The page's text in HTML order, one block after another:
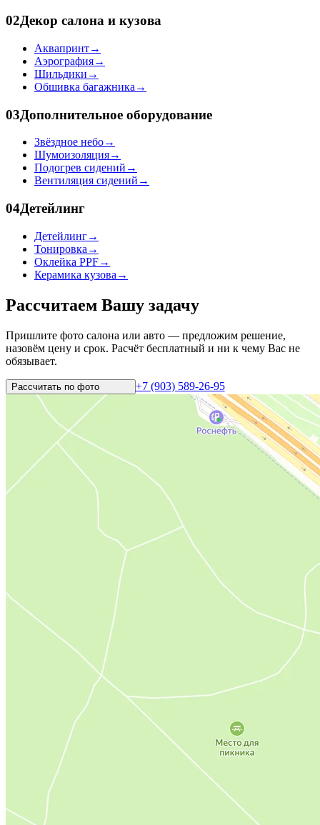
02Декор салона и кузова
Аквапринт→
Аэрография→
Шильдики →
Обшивка багажника →
03Дополнительное оборудование
Звёздное небо→
Шумоизоляция→
Подогрев сидений →
Вентиляция сидений →
04Детейлинг
Детейлинг→
Тонировка →
Оклейка PPF→
Керамика кузова →
Рассчитаем Вашу задачу
Пришлите фото салона или авто — предложим решение,
назовём цену и срок. Расчёт бесплатный и ни к чему Вас не
обязывает.
Рассчитать по фото +7 (903) 589-26-95